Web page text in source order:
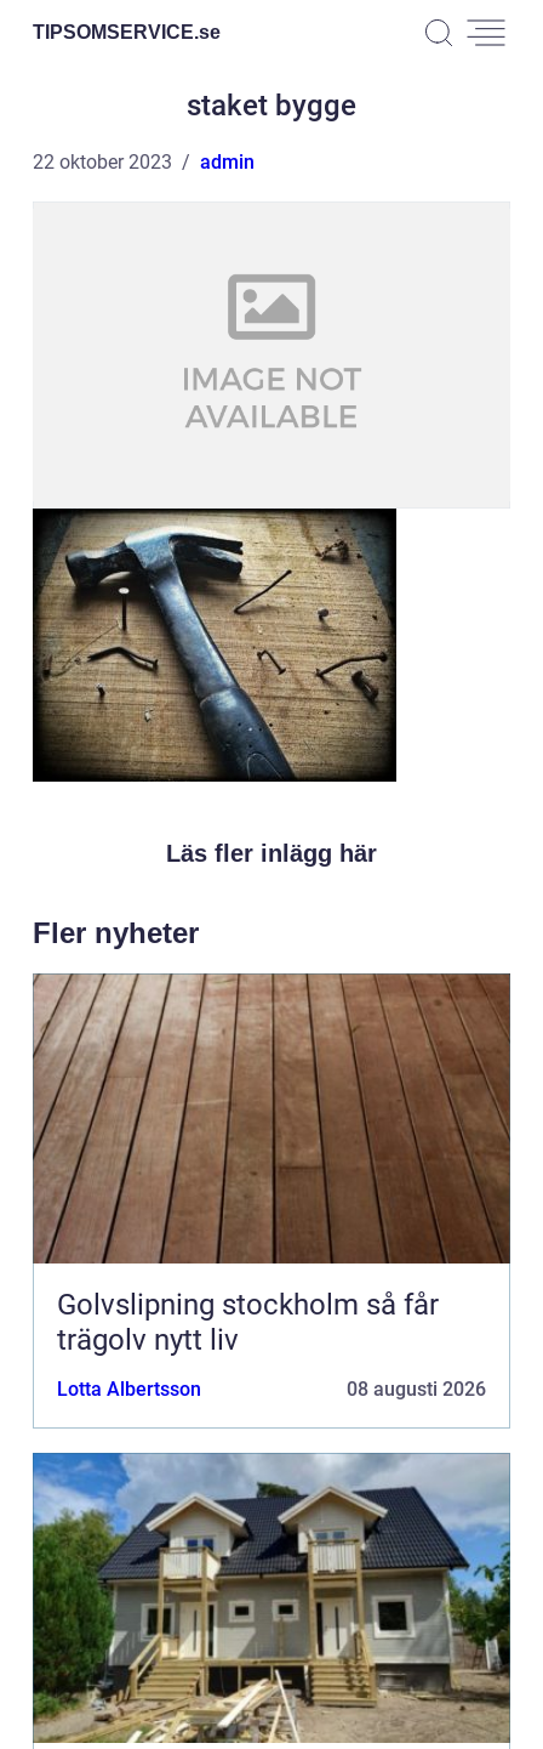
TIPSOMSERVICE.se
staket bygge
22 oktober 2023 admin
Läs fler inlägg här
Fler nyheter
Golvslipning stockholm så får
trägolv nytt liv
Lotta Albertsson 08 augusti 2026